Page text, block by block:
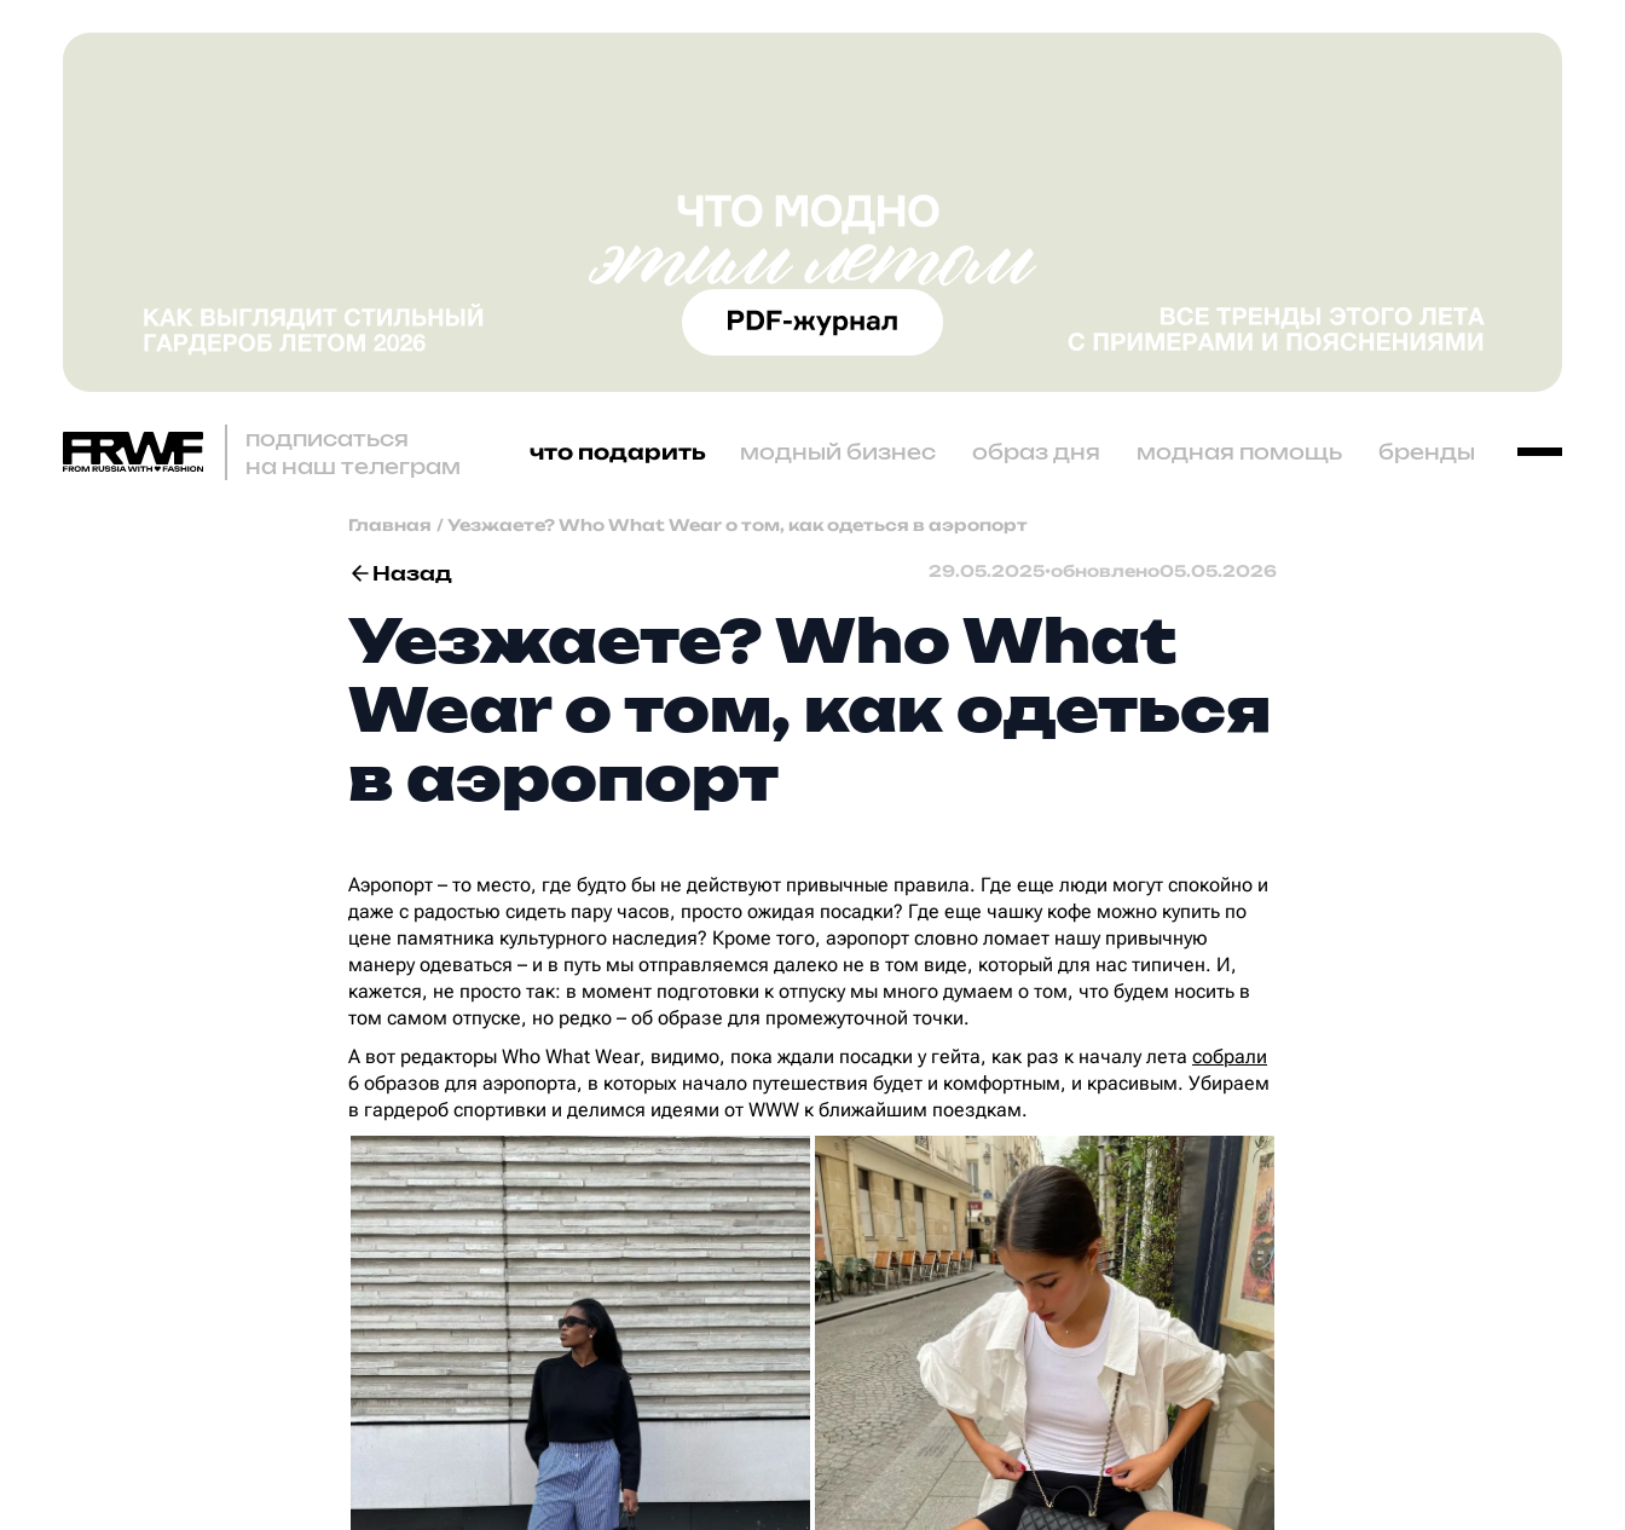
подписаться
на наш телеграм
что подарить модный бизнес образ дня модная помощь бренды
Главная / Уезжаете? Who What Wear о том, как одеться в аэропорт
Назад 29.05.2025•обновлено05.05.2026
Уезжаете? Who What
Wear о том, как одеться
в аэропорт
Аэропорт – то место, где будто бы не действуют привычные правила. Где еще люди могут спокойно и
даже с радостью сидеть пару часов, просто ожидая посадки? Где еще чашку кофе можно купить по
цене памятника культурного наследия? Кроме того, аэропорт словно ломает нашу привычную
манеру одеваться – и в путь мы отправляемся далеко не в том виде, который для нас типичен. И,
кажется, не просто так: в момент подготовки к отпуску мы много думаем о том, что будем носить в
том самом отпуске, но редко – об образе для промежуточной точки.
А вот редакторы Who What Wear, видимо, пока ждали посадки у гейта, как раз к началу лета собрали
6 образов для аэропорта, в которых начало путешествия будет и комфортным, и красивым. Убираем
в гардероб спортивки и делимся идеями от WWW к ближайшим поездкам.